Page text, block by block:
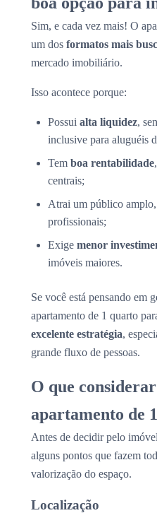
Sim, e cada vez mais! O
um dos formatos mais
mercado imobiliário.
Isso acontece porque:
Possui alta liquidez,
inclusive para aluguéis
Tem boa rentabilidade
centrais;
Atrai um público amplo,
profissionais;
Exige menor
imóveis maiores.
Se você está pensando em
apartamento de 1 quarto
excelente estratégia,
grande fluxo de pessoas.
O que
apartamento de
Antes de decidir pelo
alguns pontos que fazem
valorização do espaço.
Localização